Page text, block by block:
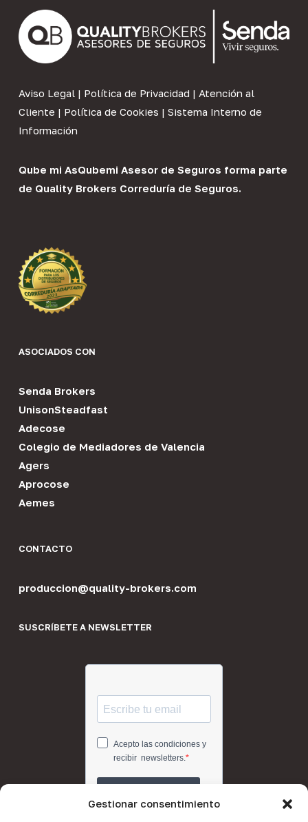
Gestionar consentimiento
Aviso Legal| Política de Privacidad | Atención al
Cliente | Política de Cookies | Sistema Interno de
Información
Qube mi AsQubemi Asesor de Seguros forma parte
de Quality Brokers Correduría de Seguros.
ASOCIADOS CON
Senda Brokers
UnisonSteadfast
Adecose
Colegio de Mediadores de Valencia
Agers
Aprocose
Aemes
CONTACTO
produccion@quality-brokers.com
SUSCRÍBETE A NEWSLETTER